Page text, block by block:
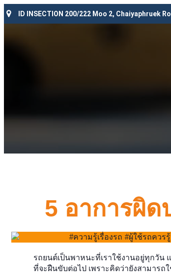
ID INSECTION 200/222 Moo 2, Chaiyaphruek
5 อาการผิ
รถยนต์เป็นพาหนะที่เราใช้งานอยู่ทุกวัน
ที่จะฝืนขับต่อไป เพราะคิดว่ายังสามาร